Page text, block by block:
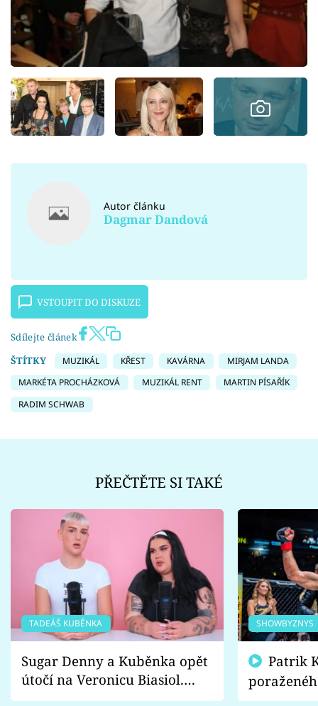
Autor článku
Dagmar Dandová
VSTOUPIT DO DISKUZE
Sdílejte článek
ŠTÍTKY
MUZIKÁL KŘEST KAVÁRNA
MIRJAM LANDA
MARKÉTA PROCHÁZKOVÁ
MUZIKÁL RENT
MARTIN PÍSAŘÍK
RADIM SCHWAB
PŘEČTĚTE SI TAKÉ
TADEÁŠ KUBĚNKA
Sugar Denny a Kuběnka opět
útočí na Veronicu Biasiol.
Proč je podle nich falešná a
SHOWBYZNYS
fanoušci